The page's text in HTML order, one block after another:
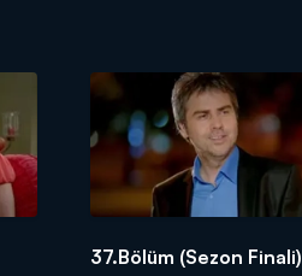
37.Bölüm (Sezon Finali)